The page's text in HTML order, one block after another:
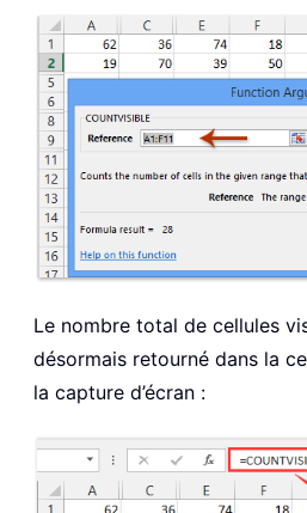
Le nombre total de cellules
désormais retourné dans la
la capture d’écran :